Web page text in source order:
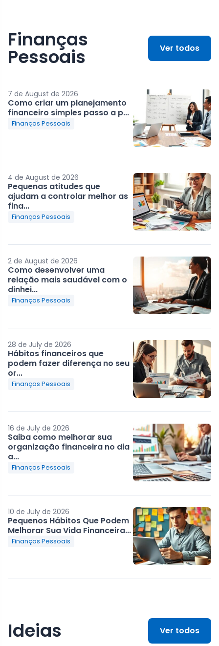
Finanças
Pessoais Ver todos
7 de August de 2026
Como criar um planejamento
financeiro simples passo a p...
Finanças Pessoais
4 de August de 2026
Pequenas atitudes que
ajudam a controlar melhor as
fina...
Finanças Pessoais
2 de August de 2026
Como desenvolver uma
relação mais saudável com o
dinhei...
Finanças Pessoais
28 de July de 2026
Hábitos financeiros que
podem fazer diferença no seu
or...
Finanças Pessoais
16 de July de 2026
Saiba como melhorar sua
organização financeira no dia
a...
Finanças Pessoais
10 de July de 2026
Pequenos Hábitos Que Podem
Melhorar Sua Vida Financeira...
Finanças Pessoais
Ideias Ver todos